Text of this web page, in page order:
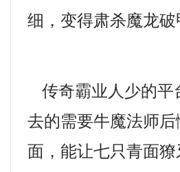
细，变得肃杀魔龙破
传奇霸业人少的平
去的需要牛魔法师
面，能让七只青面